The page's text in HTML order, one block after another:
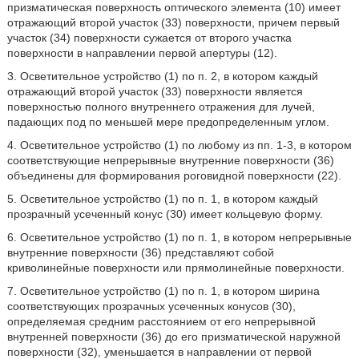
призматическая поверхность оптического элемента (10) имеет
отражающий второй участок (33) поверхности, причем первый
участок (34) поверхности сужается от второго участка
поверхности в направлении первой апертуры (12).
3. Осветительное устройство (1) по п. 2, в котором каждый
отражающий второй участок (33) поверхности является
поверхностью полного внутреннего отражения для лучей,
падающих под по меньшей мере предопределенным углом.
4. Осветительное устройство (1) по любому из пп. 1-3, в котором
соответствующие непрерывные внутренние поверхности (36)
объединены для формирования роговидной поверхности (22).
5. Осветительное устройство (1) по п. 1, в котором каждый
прозрачный усеченный конус (30) имеет кольцевую форму.
6. Осветительное устройство (1) по п. 1, в котором непрерывные
внутренние поверхности (36) представляют собой
криволинейные поверхности или прямолинейные поверхности.
7. Осветительное устройство (1) по п. 1, в котором ширина
соответствующих прозрачных усеченных конусов (30),
определяемая средним расстоянием от его непрерывной
внутренней поверхности (36) до его призматической наружной
поверхности (32), уменьшается в направлении от первой